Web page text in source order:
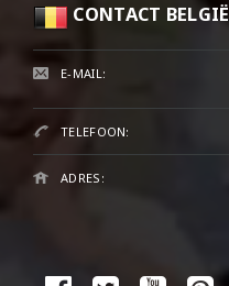
CONTACT BELGIË
E-MAIL:
TELEFOON:
ADRES: